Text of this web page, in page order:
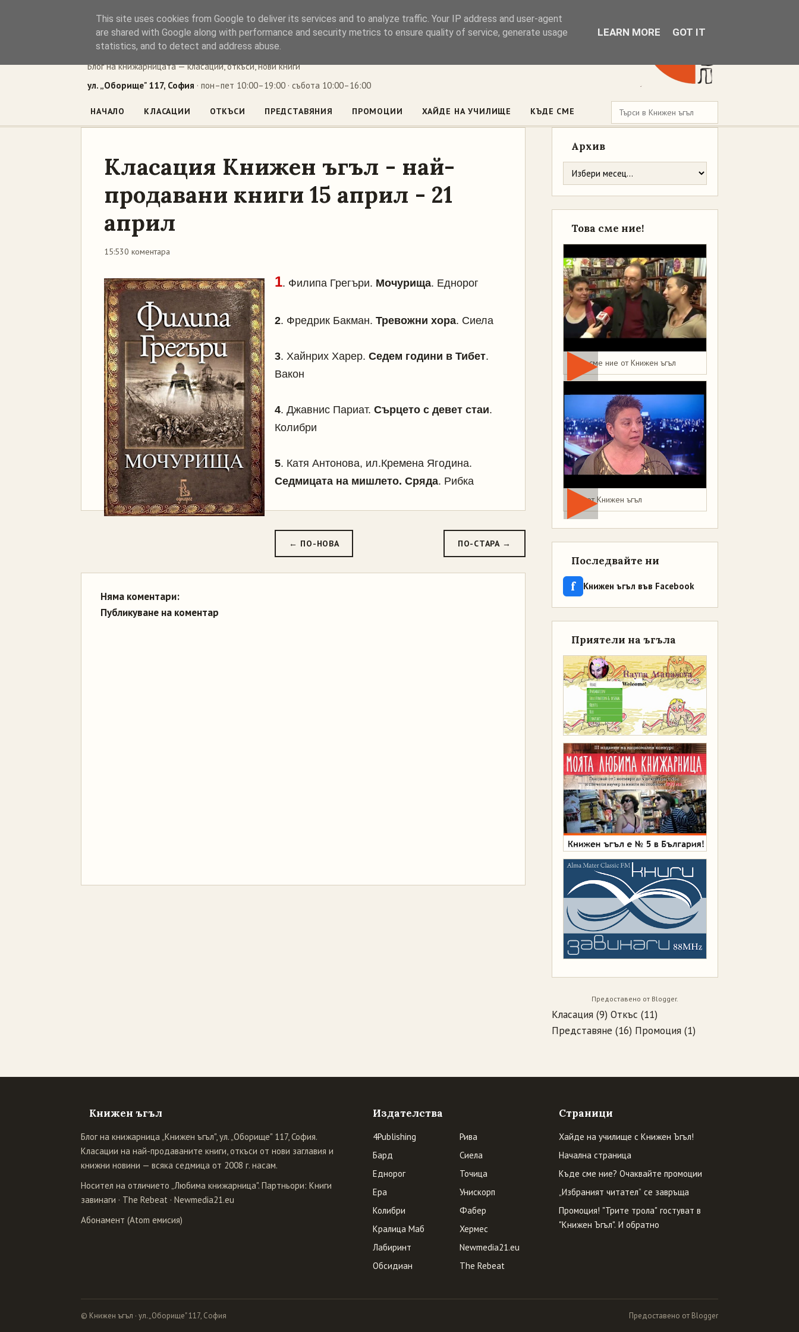
Книжен ъгъл
Блог на книжарницата — класации, откъси, нови книги
ул. „Оборище" 117, София · пон–пет 10:00–19:00 · събота 10:00–16:00
НАЧАЛО КЛАСАЦИИ ОТКЪСИ ПРЕДСТАВЯНИЯ ПРОМОЦИИ ХАЙДЕ НА УЧИЛИЩЕ КЪДЕ СМЕ
Класация Книжен ъгъл - най-
продавани книги 15 април - 21
април
15:530 коментара
1. Филипа Грегъри. Мочурища. Еднорог
2. Фредрик Бакман. Тревожни хора. Сиела
3. Хайнрих Харер. Седем години в Тибет.
Вакон
4. Джавнис Париат. Сърцето с девет стаи.
Колибри
5. Катя Антонова, ил.Кремена Ягодина.
Седмицата на мишлето. Сряда. Рибка
← ПО-НОВА ПО-СТАРА →
Няма коментари:
Публикуване на коментар
Архив
Това сме ние!
Това сме ние от Книжен ъгъл
Мая от Книжен ъгъл
Последвайте ни
f Книжен ъгъл във Facebook
Приятели на ъгъла
Предоставено от Blogger.
Класация (9) Откъс (11)
Представяне (16) Промоция (1)
Книжен ъгъл
Блог на книжарница „Книжен ъгъл", ул. „Оборище" 117, София.
Класации на най-продаваните книги, откъси от нови заглавия и
книжни новини — всяка седмица от 2008 г. насам.
Носител на отличието „Любима книжарница". Партньори: Книги
завинаги · The Rebeat · Newmedia21.eu
Абонамент (Atom емисия)
Издателства
4Publishing
Бард
Еднорог
Ера
Колибри
Кралица Маб
Лабиринт
Обсидиан
Рива
Сиела
Точица
Унискорп
Фабер
Хермес
Newmedia21.eu
The Rebeat
Страници
Хайде на училище с Книжен Ъгъл!
Начална страница
Къде сме ние? Очаквайте промоции
„Избраният читател” се завръща
Промоция! "Трите трола" гостуват в
"Книжен Ъгъл". И обратно
© Книжен ъгъл · ул. „Оборище" 117, София Предоставено от Blogger
This site uses cookies from Google to deliver its services and to analyze traffic. Your IP address and user-agent
are shared with Google along with performance and security metrics to ensure quality of service, generate usage
statistics, and to detect and address abuse.
LEARN MORE GOT IT